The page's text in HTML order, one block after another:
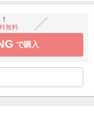
無料
で購入